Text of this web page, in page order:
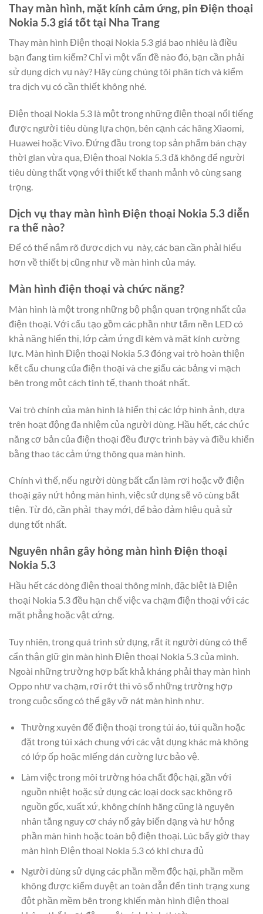
Thay màn hình, mặt kính cảm ứng, pin Điện thoại
Nokia 5.3 giá tốt tại Nha Trang
Thay màn hình Điện thoại Nokia 5.3 giá bao nhiêu là điều
bạn đang tìm kiếm? Chỉ vì một vấn đề nào đó, bạn cần phải
sử dụng dịch vụ này? Hãy cùng chúng tôi phân tích và kiểm
tra dịch vụ có cần thiết không nhé.
Điện thoại Nokia 5.3 là một trong những điện thoại nổi tiếng
được người tiêu dùng lựa chọn, bên cạnh các hãng Xiaomi,
Huawei hoặc Vivo. Đứng đầu trong top sản phẩm bán chạy
thời gian vừa qua, Điện thoại Nokia 5.3 đã không để người
tiêu dùng thất vọng với thiết kế thanh mảnh vô cùng sang
trọng.
Dịch vụ thay màn hình Điện thoại Nokia 5.3 diễn
ra thế nào?
Để có thể nắm rõ được dịch vụ này, các bạn cần phải hiểu
hơn về thiết bị cũng như về màn hình của máy.
Màn hình điện thoại và chức năng?
Màn hình là một trong những bộ phận quan trọng nhất của
điện thoại. Với cấu tạo gồm các phần như tấm nền LED có
khả năng hiển thị, lớp cảm ứng đi kèm và mặt kính cường
lực. Màn hình Điện thoại Nokia 5.3 đóng vai trò hoàn thiện
kết cấu chung của điện thoại và che giấu các bảng vi mạch
bên trong một cách tinh tế, thanh thoát nhất.
Vai trò chính của màn hình là hiển thị các lớp hình ảnh, dựa
trên hoạt động đa nhiệm của người dùng. Hầu hết, các chức
năng cơ bản của điện thoại đều được trình bày và điều khiển
bằng thao tác cảm ứng thông qua màn hình.
Chính vì thế, nếu người dùng bất cẩn làm rơi hoặc vỡ điện
thoại gây nứt hỏng màn hình, việc sử dụng sẽ vô cùng bất
tiện. Từ đó, cần phải thay mới, để bảo đảm hiệu quả sử
dụng tốt nhất.
Nguyên nhân gây hỏng màn hình Điện thoại
Nokia 5.3
Hầu hết các dòng điện thoại thông minh, đặc biệt là Điện
thoại Nokia 5.3 đều hạn chế việc va chạm điện thoại với các
mặt phẳng hoặc vật cứng.
Tuy nhiên, trong quá trình sử dụng, rất ít người dùng có thể
cẩn thận giữ gìn màn hình Điện thoại Nokia 5.3 của mình.
Ngoài những trường hợp bất khả kháng phải thay màn hình
Oppo như va chạm, rơi rớt thì vô số những trường hợp
trong cuộc sống có thể gây vỡ nát màn hình như.
Thường xuyên để điện thoại trong túi áo, túi quần hoặc
đặt trong túi xách chung với các vật dụng khác mà không
có lớp ốp hoặc miếng dán cường lực bảo vệ.
Làm việc trong môi trường hóa chất độc hại, gần với
nguồn nhiệt hoặc sử dụng các loại dock sạc không rõ
nguồn gốc, xuất xứ, không chính hãng cũng là nguyên
nhân tăng nguy cơ cháy nổ gây biến dạng và hư hỏng
phần màn hình hoặc toàn bộ điện thoại. Lúc bấy giờ thay
màn hình Điện thoại Nokia 5.3 có khi chưa đủ
Người dùng sử dụng các phần mềm độc hại, phần mềm
không được kiểm duyệt an toàn dẫn đến tình trạng xung
đột phần mềm bên trong khiến màn hình điện thoại